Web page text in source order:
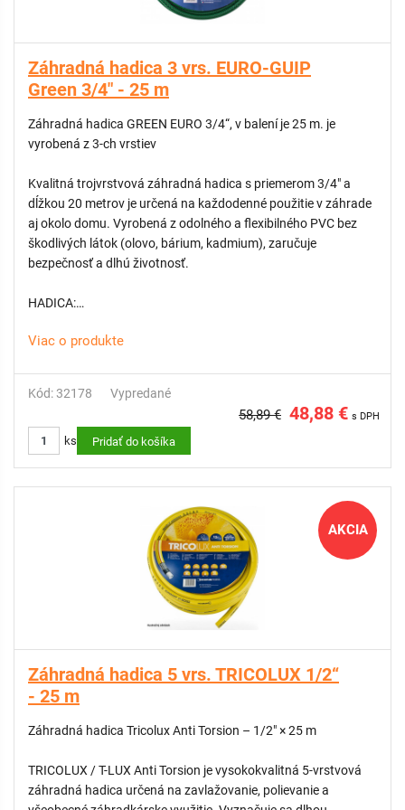
Záhradná hadica 3 vrs. EURO-GUIP
Green 3/4" - 25 m
Záhradná hadica GREEN EURO 3/4“, v balení je 25 m. je
vyrobená z 3-ch vrstiev
Kvalitná trojvrstvová záhradná hadica s priemerom 3/4" a
dĺžkou 20 metrov je určená na každodenné použitie v záhrade
aj okolo domu. Vyrobená z odolného a flexibilného PVC bez
škodlivých látok (olovo, bárium, kadmium), zaručuje
bezpečnosť a dlhú životnosť.
HADICA:
1. vrtsva vnútorná hladká – minimalizuje odpor prúdu vody,
odolnosť voči tlaku až 6 bar
mechanickému poškodeniu
Vhodná na zavlažovanie trávnikov, záhonov a záhrad
Ideálna aj na umývanie áut, bicyklov, terás či chodníkov
Odolná voči pôsobeniu vody a bežných hnojív
Nástenný držiak na záhradnú hadicu
Viac o produkte
Kód: 32178 Vypredané
58,89 € 48,88 € s DPH
ks Pridať do košíka
AKCIA
Záhradná hadica 5 vrs. TRICOLUX 1/2“
- 25 m
Záhradná hadica Tricolux Anti Torsion – 1/2" × 25 m
TRICOLUX / T-LUX Anti Torsion je vysokokvalitná 5-vrstvová
záhradná hadica určená na zavlažovanie, polievanie a